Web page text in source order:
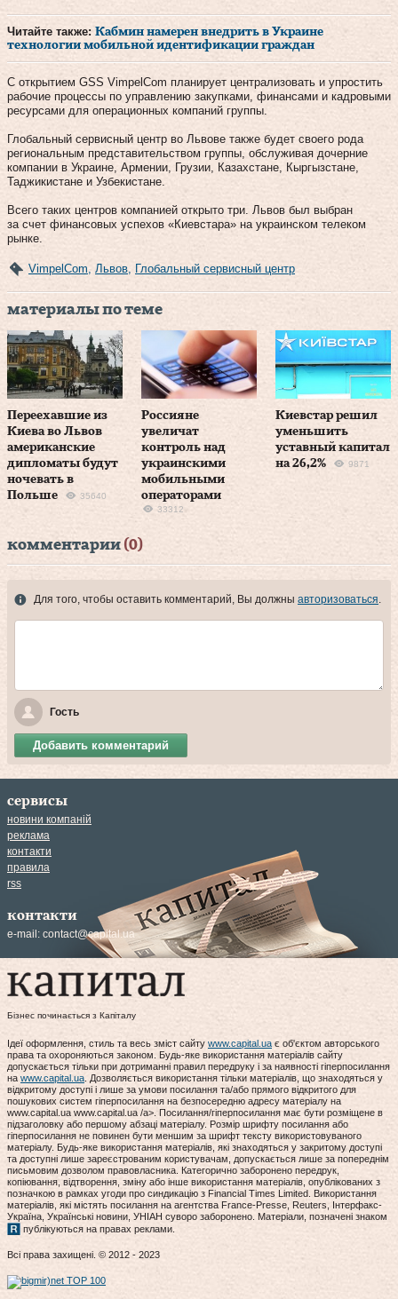
Читайте также: Кабмин намерен внедрить в Украине
технологии мобильной идентификации граждан
С открытием GSS VimpelCom планирует централизовать и упростить
рабочие процессы по управлению закупками, финансами и кадровыми
ресурсами для операционных компаний группы.
Глобальный сервисный центр во Львове также будет своего рода
региональным представительством группы, обслуживая дочерние
компании в Украине, Армении, Грузии, Казахстане, Кыргызстане,
Таджикистане и Узбекистане.
Всего таких центров компанией открыто три. Львов был выбран
за счет финансовых успехов «Киевстара» на украинском телеком
рынке.
VimpelCom Львов Глобальный сервисный центр
материалы по теме
Переехавшие из
Киева во Львов
американские
дипломаты будут
ночевать в
Польше
35640
Россияне
увеличат
контроль над
украинскими
мобильными
операторами
33312
Киевстар решил
уменьшить
уставный капитал
на 26,2%
9871
комментарии (0)
Для того, чтобы оставить комментарий, Вы должны авторизоваться.
Гость
Добавить комментарий
сервисы
новини компаній
реклама
контакти
правила
rss
контакти
e-mail: contact@capital.ua
Бізнес починається з Капіталу
Ідеї оформлення, стиль та весь зміст сайту www.capital.ua є об'єктом авторського
права та охороняються законом. Будь-яке використання матеріалів сайту
допускається тільки при дотриманні правил передруку і за наявності гіперпосилання
наwww.capital.ua. Дозволяється використання тільки матеріалів, що знаходяться у
відкритому доступі і лише за умови посилання та/або прямого відкритого для
пошукових систем гіперпосилання на безпосередню адресу матеріалу на
www.capital.ua www.capital.ua /a>. Посилання/гіперпосилання має бути розміщене в
підзаголовку або першому абзаці матеріалу. Розмір шрифту посилання або
гіперпосилання не повинен бути меншим за шрифт тексту використовуваного
матеріалу. Будь-яке використання матеріалів, які знаходяться у закритому доступі
та доступні лише зареєстрованим користувачам, допускається лише за попереднім
письмовим дозволом правовласника. Категорично заборонено передрук,
копіювання, відтворення, зміну або інше використання матеріалів, опублікованих з
позначкою в рамках угоди про синдикацію з Financial Times Limited. Використання
матеріалів, які містять посилання на агентства France-Presse, Reuters, Інтерфакс-
Україна, Українські новини, УНІАН суворо заборонено. Матеріали, позначені знаком
публікуються на правах реклами.
Всі права захищені. © 2012 - 2023